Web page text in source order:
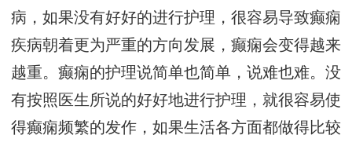
病，如果没有好好的进行护理，很容易导致癫痫
疾病朝着更为严重的方向发展，癫痫会变得越来
越重。癫痫的护理说简单也简单，说难也难。没
有按照医生所说的好好地进行护理，就很容易使
得癫痫频繁的发作，如果生活各方面都做得比较